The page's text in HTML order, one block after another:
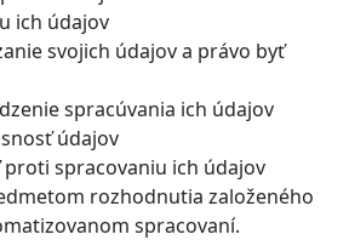
ich údajov
svojich údajov a právo byť
spracúvania ich údajov
údajov
spracovaniu ich údajov
rozhodnutia založeného
spracovaní.